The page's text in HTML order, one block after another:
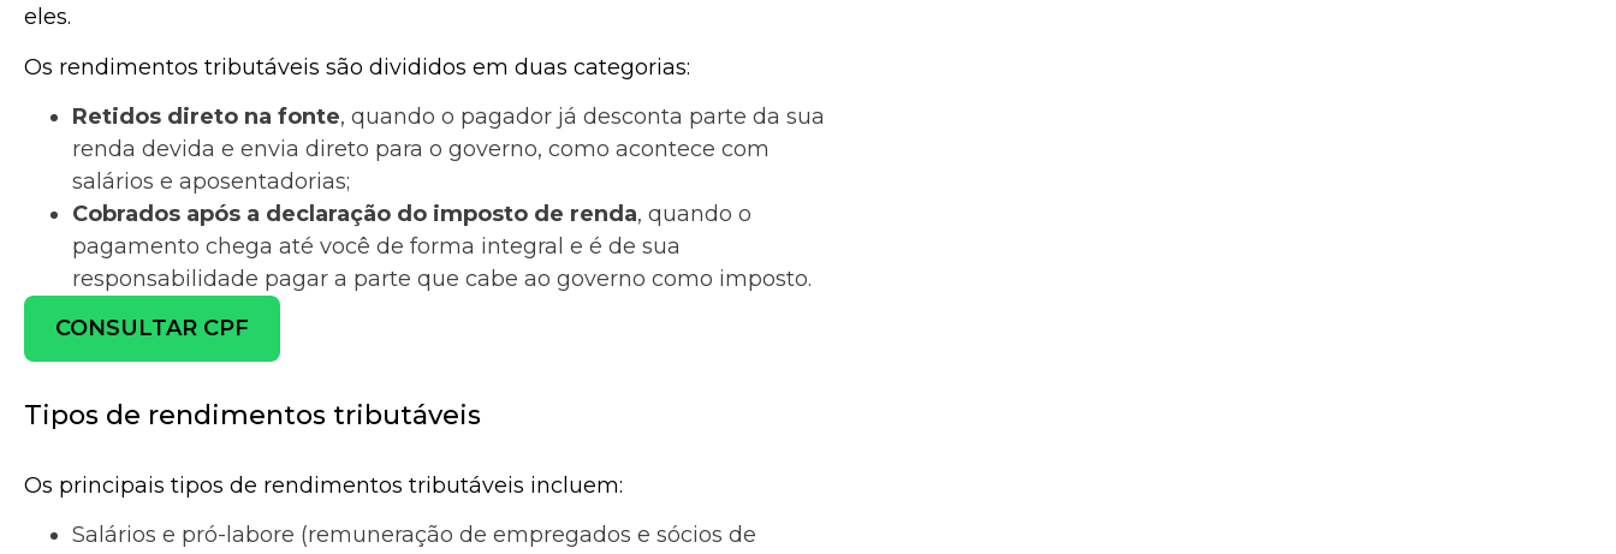
eles.
Os rendimentos tributáveis são divididos em duas categorias:
Retidos direto na fonte, quando o pagador já desconta parte da sua
renda devida e envia direto para o governo, como acontece com
salários e aposentadorias;
Cobrados após a declaração do imposto de renda, quando o
pagamento chega até você de forma integral e é de sua
responsabilidade pagar a parte que cabe ao governo como imposto.
CONSULTAR CPF
Tipos de rendimentos tributáveis
Os principais tipos de rendimentos tributáveis incluem:
Salários e pró-labore (remuneração de empregados e sócios de